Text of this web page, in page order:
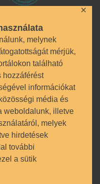
melynek
mérjük,
található
hozzáférést
információkat
média és
weboldalunk, illetve
melyek
hirdetések
további
a sütik
✕